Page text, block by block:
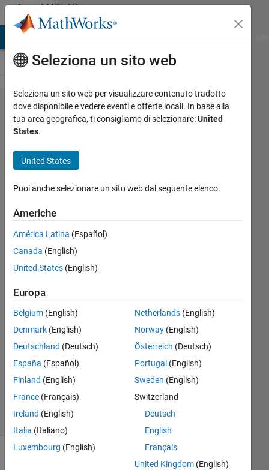
Vai al contenutoMATLAB
Answers
Drawing
random
according
particular
scheme
Ulrik
Nash
17 Lug
2018
1
Risposta
Aggiornato
17 Lug
2018
5
(30 giorni)
Seleziona un sito web
Seleziona un sito web per visualizzare contenuto tradotto
dove disponibile e vedere eventi e offerte locali. In base alla
tua area geografica, ti consigliamo di selezionare:United
States.
United States
Puoi anche selezionare un sito web dal seguente elenco:
Americhe
América Latina (Español)
Canada (English)
United States (English)
Europa
Belgium (English)
Denmark (English)
Deutschland (Deutsch)
España (Español)
Finland (English)
France (Français)
Ireland (English)
Italia (Italiano)
Luxembourg (English)
Netherlands(English)
Norway(English)
Österreich (Deutsch)
Portugal (English)
Sweden (English)
Switzerland
Deutsch
English
Français
United Kingdom(English)